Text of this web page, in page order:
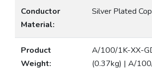
Conductor
Material:
Silver Plated
Product
Weight:
A/100/1K-XX-
(0.37kg) | A/